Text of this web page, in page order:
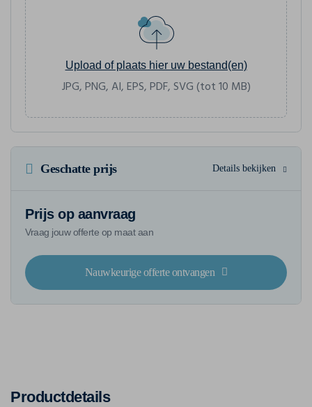
Upload of plaats hier uw bestand(en)
JPG, PNG, AI, EPS, PDF, SVG (tot 10 MB)
Geschatte prijs Details bekijken
Prijs op aanvraag
Vraag jouw offerte op maat aan
Nauwkeurige offerte ontvangen
Productdetails